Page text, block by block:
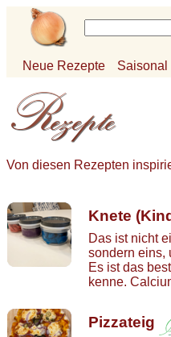
Neue Rezepte Saisonal
Von diesen Rezepten
Knete
Das ist nicht
sondern eins,
Es ist das
kenne.
Pizzateig